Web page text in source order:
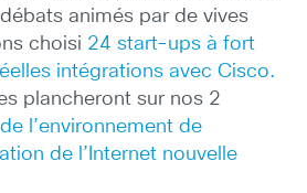
animés par de vives
choisi 24 start-ups à fort
intégrations avec Cisco.
plancheront sur nos 2
l’environnement de
de l’Internet nouvelle